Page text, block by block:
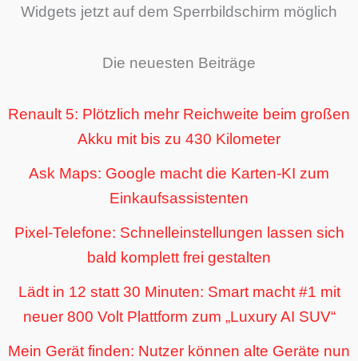
Widgets jetzt auf dem Sperrbildschirm möglich
Die neuesten Beiträge
Renault 5: Plötzlich mehr Reichweite beim großen
Akku mit bis zu 430 Kilometer
Ask Maps: Google macht die Karten-KI zum
Einkaufsassistenten
Pixel-Telefone: Schnelleinstellungen lassen sich
bald komplett frei gestalten
Lädt in 12 statt 30 Minuten: Smart macht #1 mit
neuer 800 Volt Plattform zum „Luxury AI SUV“
Mein Gerät finden: Nutzer können alte Geräte nun